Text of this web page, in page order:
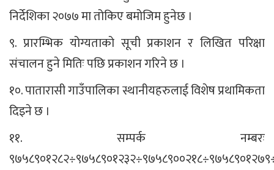
निर्देशिका २०७७ मा तोकिए बमोजिम हुनेछ ।
९. प्रारम्भिक योग्यताको सूची प्रकाशन र लिखित परिक्षा
संचालन हुने मितिः पछि प्रकाशन गरिने छ ।
१०. पातारासी गाउँपालिका स्थानीयहरुलाई विशेष प्रथामिकता
दिइने छ ।
११. सम्पर्क नम्बरः